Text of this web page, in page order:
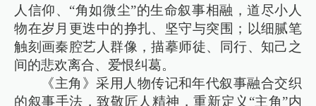
人信仰、“角如微尘”的生命叙事相融，道尽小人
物在岁月更迭中的挣扎、坚守与突围；以细腻笔
触刻画秦腔艺人群像，描摹师徒、同行、知己之
间的悲欢离合、爱恨纠葛。
《主角》采用人物传记和年代叙事融合交织
的叙事手法，致敬匠人精神，重新定义“主角”内